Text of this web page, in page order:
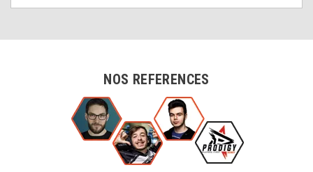
NOS REFERENCES